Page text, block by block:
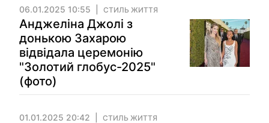
06.01.2025 10:55 СТИЛЬ ЖИТТЯ
Анджеліна Джолі з
донькою Захарою
відвідала церемонію
"Золотий глобус-2025"
(фото)
01.01.2025 20:42 СТИЛЬ ЖИТТЯ